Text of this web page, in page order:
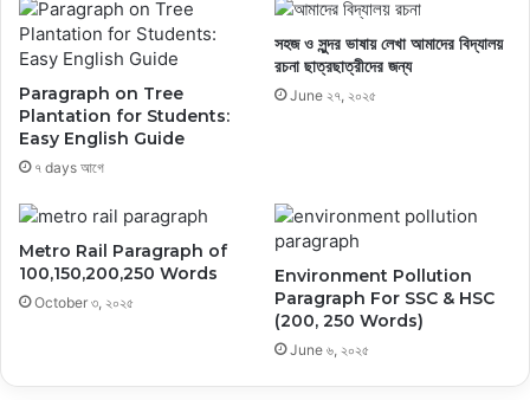
Paragraph on Tree
Plantation for Students:
Easy English Guide
৭ days আগে
সহজ ও সুন্দর ভাষায় লেখা আমাদের বিদ্যালয়
রচনা ছাত্রছাত্রীদের জন্য
June ২৭, ২০২৫
Metro Rail Paragraph of
100,150,200,250 Words
October ৩, ২০২৫
Environment Pollution
Paragraph For SSC & HSC
(200, 250 Words)
June ৬, ২০২৫